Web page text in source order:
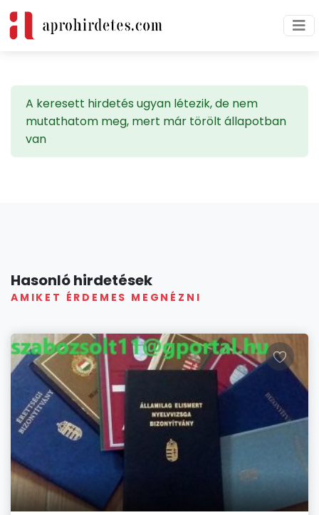
A keresett hirdetés ugyan létezik, de nem
mutathatom meg, mert már törölt állapotban
van
Hasonló hirdetések
AMIKET ÉRDEMES MEGNÉZNI